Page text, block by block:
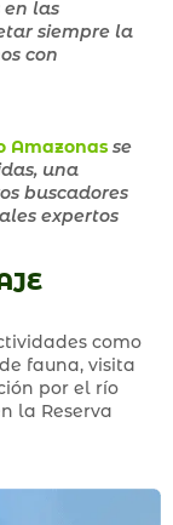
en las
siempre la
con
Amazonas se
una
buscadores
expertos
como
fauna, visita
por el río
la Reserva